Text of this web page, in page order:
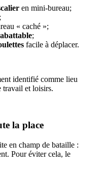
en mini-bureau;
« caché »;
;
facile à déplacer.
identifié comme lieu
travail et loisirs.
la place
en champ de bataille :
Pour éviter cela, le